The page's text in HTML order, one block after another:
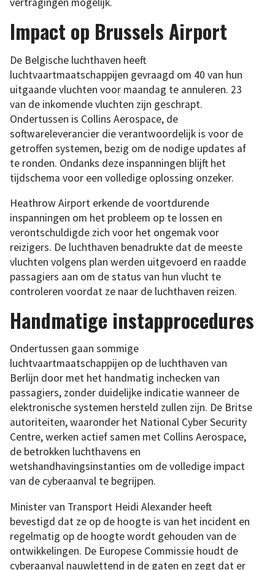
Impact op Brussels Airport
De Belgische luchthaven heeft
luchtvaartmaatschappijen gevraagd om 40 van hun
uitgaande vluchten voor maandag te annuleren. 23
van de inkomende vluchten zijn geschrapt.
Ondertussen is Collins Aerospace, de
softwareleverancier die verantwoordelijk is voor de
getroffen systemen, bezig om de nodige updates af
te ronden. Ondanks deze inspanningen blijft het
tijdschema voor een volledige oplossing onzeker.
Heathrow Airport erkende de voortdurende
inspanningen om het probleem op te lossen en
verontschuldigde zich voor het ongemak voor
reizigers. De luchthaven benadrukte dat de meeste
vluchten volgens plan werden uitgevoerd en raadde
passagiers aan om de status van hun vlucht te
controleren voordat ze naar de luchthaven reizen.
Handmatige instapprocedures
Ondertussen gaan sommige
luchtvaartmaatschappijen op de luchthaven van
Berlijn door met het handmatig inchecken van
passagiers, zonder duidelijke indicatie wanneer de
elektronische systemen hersteld zullen zijn. De Britse
autoriteiten, waaronder het National Cyber Security
Centre, werken actief samen met Collins Aerospace,
de betrokken luchthavens en
wetshandhavingsinstanties om de volledige impact
van de cyberaanval te begrijpen.
Minister van Transport Heidi Alexander heeft
bevestigd dat ze op de hoogte is van het incident en
regelmatig op de hoogte wordt gehouden van de
ontwikkelingen. De Europese Commissie houdt de
cyberaanval nauwlettend in de gaten en zegt dat er